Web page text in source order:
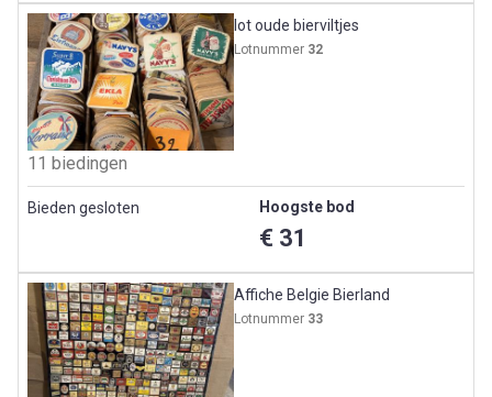
lot oude bierviltjes
Lotnummer 32
11 biedingen
Bieden gesloten Hoogste bod
€ 31
Affiche Belgie Bierland
Lotnummer 33